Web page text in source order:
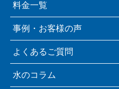
料金一覧
事例・お客様の声
よくあるご質問
水のコラム